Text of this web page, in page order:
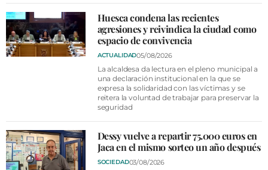
CARTELERA
FARMACIAS
HORÓSCOPO
CLUB DEL AMIGO MILITANTE
INICIAR SESIÓN
Huesca condena las recientes
agresiones y reivindica la ciudad como
espacio de convivencia
ACTUALIDAD05/08/2026
La alcaldesa da lectura en el pleno municipal a
una declaración institucional en la que se
expresa la solidaridad con las víctimas y se
reitera la voluntad de trabajar para preservar la
seguridad
Dessy vuelve a repartir 75.000 euros en
Jaca en el mismo sorteo un año después
SOCIEDAD03/08/2026